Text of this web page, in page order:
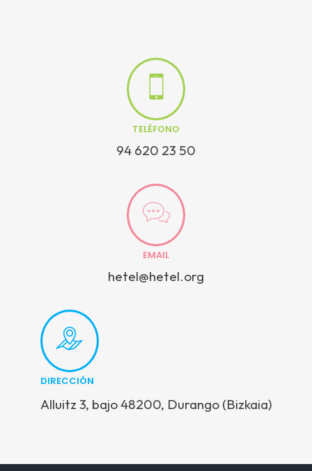
TELÉFONO
94 620 23 50
EMAIL
hetel@hetel.org
DIRECCIÓN
Alluitz 3, bajo 48200, Durango (Bizkaia)